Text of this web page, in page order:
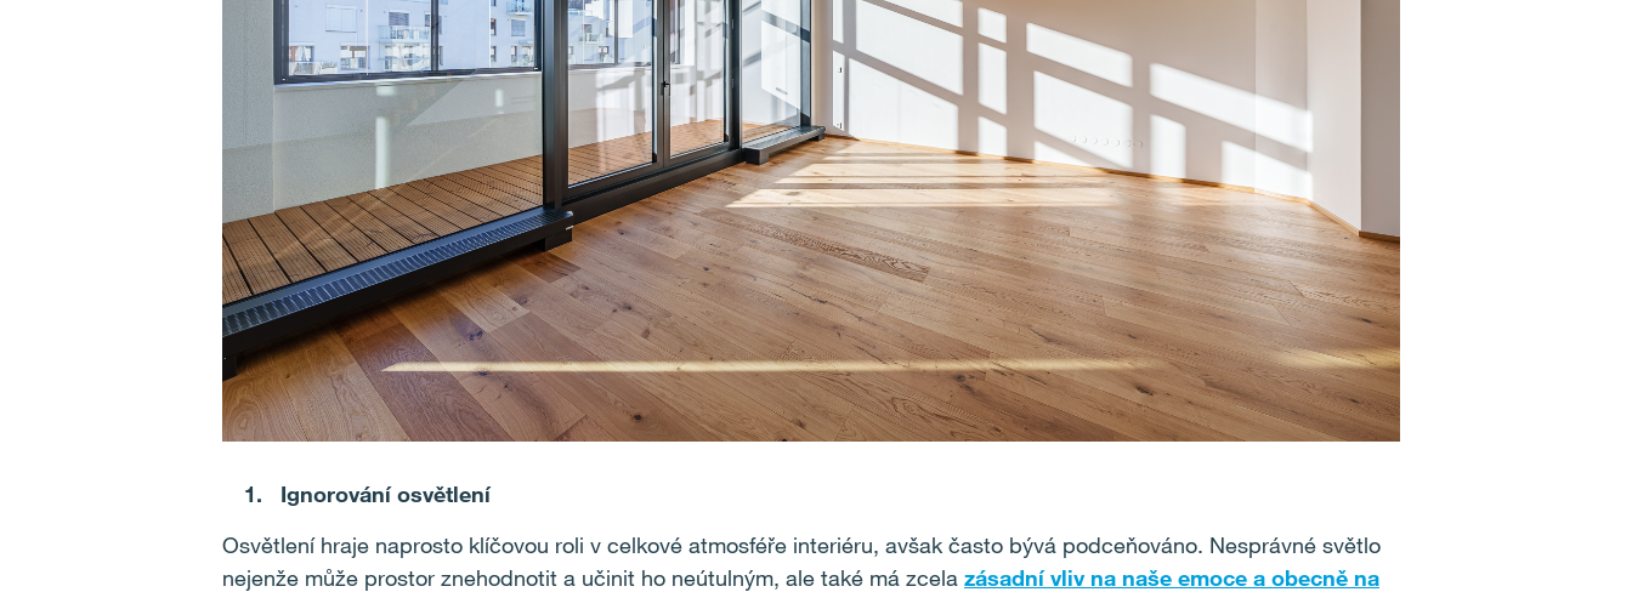
Ignorování osvětlení
Osvětlení hraje naprosto klíčovou roli v celkové atmosféře interiéru, avšak často bývá podceňováno. Nesprávné světlo
nejenže může prostor znehodnotit a učinit ho neútulným, ale také má zcela zásadní vliv na naše emoce a obecně na